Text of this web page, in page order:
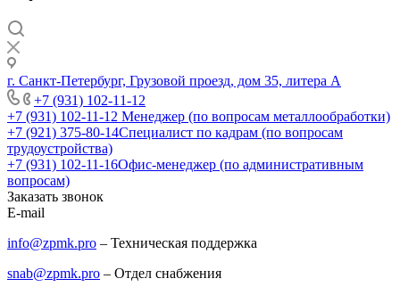
г. Санкт-Петербург, Грузовой проезд, дом 35, литера А
+7 (931) 102-11-12
+7 (931) 102-11-12 Менеджер (по вопросам металлообработки)
+7 (921) 375-80-14Специалист по кадрам (по вопросам
трудоустройства)
+7 (931) 102-11-16Офис-менеджер (по административным
вопросам)
Заказать звонок
E-mail
info@zpmk.pro – Техническая поддержка
snab@zpmk.pro – Отдел снабжения